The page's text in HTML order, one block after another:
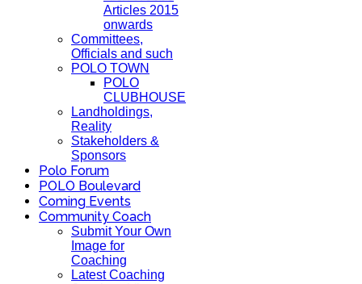
Articles 2015
onwards
Committees,
Officials and such
POLO TOWN
POLO
CLUBHOUSE
Landholdings,
Reality
Stakeholders &
Sponsors
Polo Forum
POLO Boulevard
Coming Events
Community Coach
Submit Your Own
Image for
Coaching
Latest Coaching